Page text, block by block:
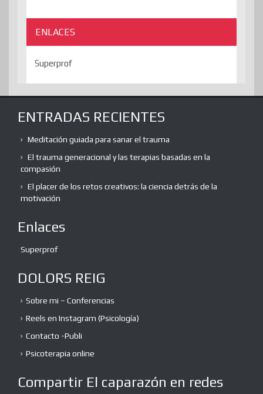
ENLACES
Superprof
ENTRADAS RECIENTES
Meditación guiada para sanar el trauma
El trauma generacional y las terapias basadas en la
compasión
El placer de los retos creativos: la ciencia detrás de la
motivación
Enlaces
Superprof
DOLORS REIG
Sobre mi – Conferencias
Reels en Instagram (Psicología)
Contacto -Publi
Psicoterapia online
Compartir El caparazón en redes